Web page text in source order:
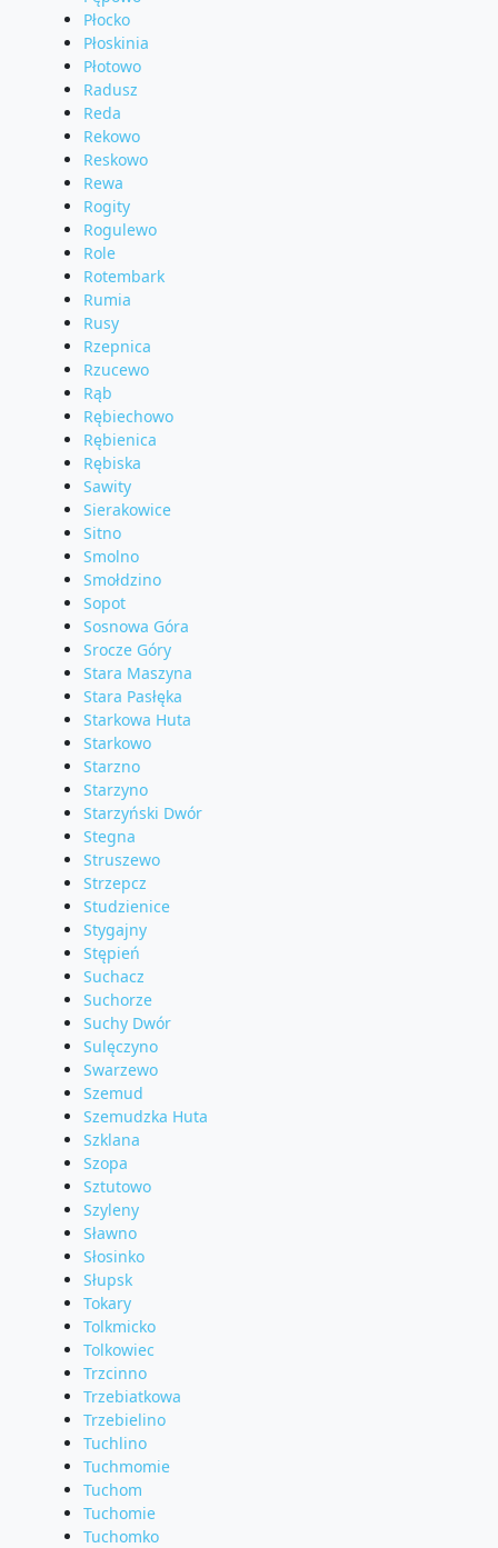
Płocko
Płoskinia
Płotowo
Radusz
Reda
Rekowo
Reskowo
Rewa
Rogity
Rogulewo
Role
Rotembark
Rumia
Rusy
Rzepnica
Rzucewo
Rąb
Rębiechowo
Rębienica
Rębiska
Sawity
Sierakowice
Sitno
Smolno
Smołdzino
Sopot
Sosnowa Góra
Srocze Góry
Stara Maszyna
Stara Pasłęka
Starkowa Huta
Starkowo
Starzno
Starzyno
Starzyński Dwór
Stegna
Struszewo
Strzepcz
Studzienice
Stygajny
Stępień
Suchacz
Suchorze
Suchy Dwór
Sulęczyno
Swarzewo
Szemud
Szemudzka Huta
Szklana
Szopa
Sztutowo
Szyleny
Sławno
Słosinko
Słupsk
Tokary
Tolkmicko
Tolkowiec
Trzcinno
Trzebiatkowa
Trzebielino
Tuchlino
Tuchmomie
Tuchom
Tuchomie
Tuchomko